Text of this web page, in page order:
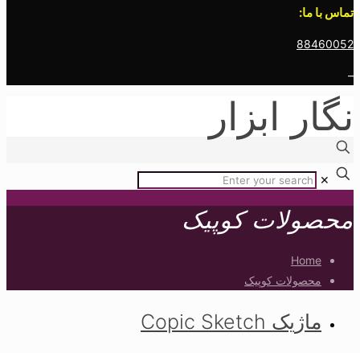
تماس با ما:
88460052
–
نگار ابزار
✕
محصولات کوپیک
Home
محصولات کوپیک
ماژیک Copic Sketch